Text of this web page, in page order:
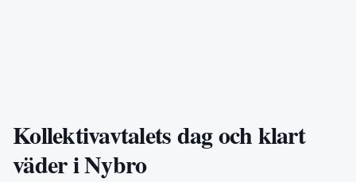
Kollektivavtalets dag och klart
väder i Nybro